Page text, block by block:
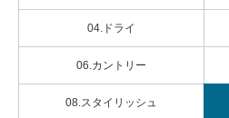
04.ドライ
06.カントリー
08.スタイリッシュ